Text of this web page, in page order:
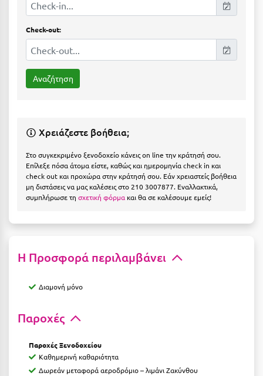
Εύβοια
Ευρυτανία
Ζαγοροχώρια
Ηλεία
Ηράκλειο
Θεσσαλονίκη
Ιεράπετρα
Ικαρία
Check-out:
Χρειάζεστε βοήθεια;
Στο συγκεκριμένο ξενοδοχείο κάνεις on line την κράτησή σου.
Επίλεξε πόσα άτομα είστε, καθώς και ημερομηνία check in και
check out και προχώρα στην κράτησή σου. Εάν χρειαστείς βοήθεια
μη διστάσεις να μας καλέσεις στο 210 3007877. Εναλλακτικά,
συμπλήρωσε τη σχετική φόρμα και θα σε καλέσουμε εμείς!
Η Προσφορά περιλαμβάνει
Διαμονή μόνο
Παροχές
Παροχές Ξενοδοχείου
Καθημερινή καθαριότητα
Δωρεάν μεταφορά αεροδρόμιο – λιμάνι Ζακύνθου